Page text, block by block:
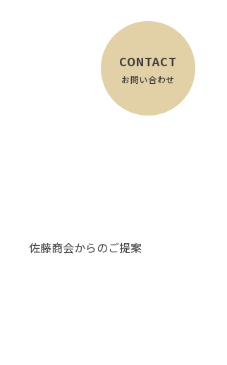
佐藤商会からのご提案
CONTACT
お問い合わせ